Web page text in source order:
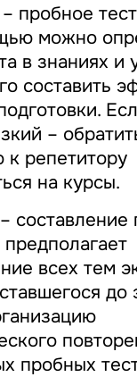
пробное
можно
в знаниях и
составить
–
репетитору
на курсы.
составление
всех тем
до
пробных